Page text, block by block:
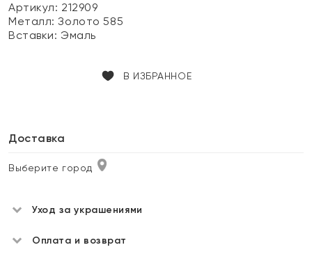
Артикул: 212909
Металл:Золото 585
Вставки:Эмаль
В ИЗБРАННОЕ
Доставка
Выберите город
Уход за украшениями
Оплата и возврат